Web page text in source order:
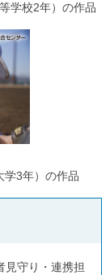
学校2年）の作品
学3年）の作品
見守り・連携担